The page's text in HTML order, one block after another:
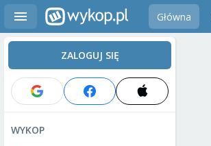
Główna
ZALOGUJ SIĘ
WYKOP